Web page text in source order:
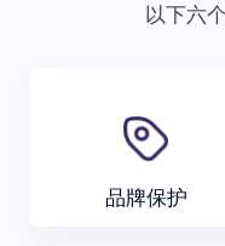
以下六
品牌保护